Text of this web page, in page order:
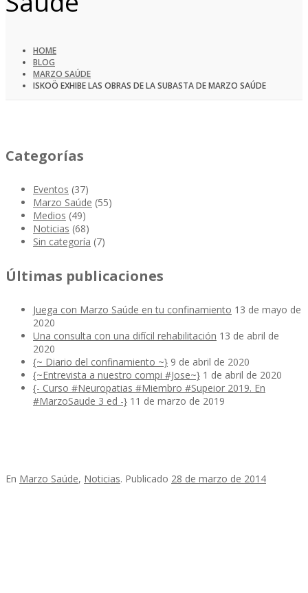
HOME
BLOG
MARZO SAÚDE
ISKOÖ EXHIBE LAS OBRAS DE LA SUBASTA DE MARZO SAÚDE
Categorías
Eventos (37)
Marzo Saúde (55)
Medios (49)
Noticias (68)
Sin categoría (7)
Últimas publicaciones
Juega con Marzo Saúde en tu confinamiento 13 de mayo de
2020
Una consulta con una difícil rehabilitación 13 de abril de
2020
{~ Diario del confinamiento ~} 9 de abril de 2020
{~Entrevista a nuestro compi #Jose~} 1 de abril de 2020
{- Curso #Neuropatias #Miembro #Supeior 2019. En
#MarzoSaude 3 ed -} 11 de marzo de 2019
En Marzo Saúde, Noticias. Publicado 28 de marzo de 2014